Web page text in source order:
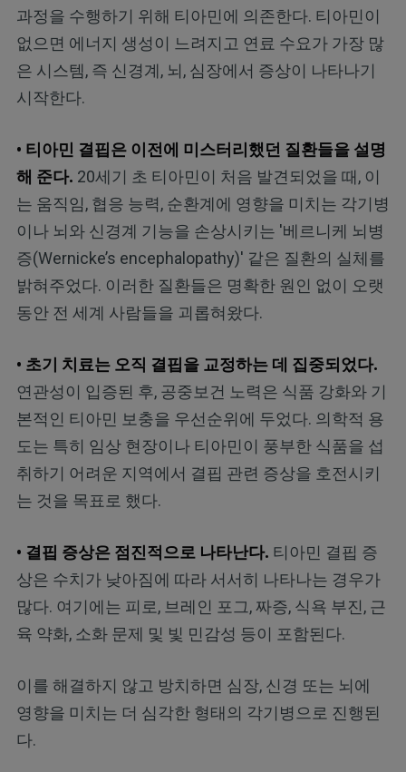
과정을 수행하기 위해 티아민에 의존한다. 티아민이
없으면 에너지 생성이 느려지고 연료 수요가 가장 많
은 시스템, 즉 신경계, 뇌, 심장에서 증상이 나타나기
시작한다.
• 티아민 결핍은 이전에 미스터리했던 질환들을 설명
해 준다. 20세기 초 티아민이 처음 발견되었을 때, 이
는 움직임, 협응 능력, 순환계에 영향을 미치는 각기병
이나 뇌와 신경계 기능을 손상시키는 '베르니케 뇌병
증(Wernicke’s encephalopathy)' 같은 질환의 실체를
밝혀주었다. 이러한 질환들은 명확한 원인 없이 오랫
동안 전 세계 사람들을 괴롭혀왔다.
• 초기 치료는 오직 결핍을 교정하는 데 집중되었다.
연관성이 입증된 후, 공중보건 노력은 식품 강화와 기
본적인 티아민 보충을 우선순위에 두었다. 의학적 용
도는 특히 임상 현장이나 티아민이 풍부한 식품을 섭
취하기 어려운 지역에서 결핍 관련 증상을 호전시키
는 것을 목표로 했다.
• 결핍 증상은 점진적으로 나타난다. 티아민 결핍 증
상은 수치가 낮아짐에 따라 서서히 나타나는 경우가
많다. 여기에는 피로, 브레인 포그, 짜증, 식욕 부진, 근
육 약화, 소화 문제 및 빛 민감성 등이 포함된다.
이를 해결하지 않고 방치하면 심장, 신경 또는 뇌에
영향을 미치는 더 심각한 형태의 각기병으로 진행된
다.